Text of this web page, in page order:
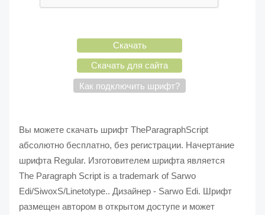
Скачать
Скачать для сайта
Как подключить шрифт?
Вы можете скачать шрифт TheParagraphScript
абсолютно бесплатно, без регистрации. Начертание
шрифта Regular. Изготовителем шрифта является
The Paragraph Script is a trademark of Sarwo
Edi/SiwoxS/Linetotype.. Дизайнер - Sarwo Edi. Шрифт
размещен автором в открытом доступе и может